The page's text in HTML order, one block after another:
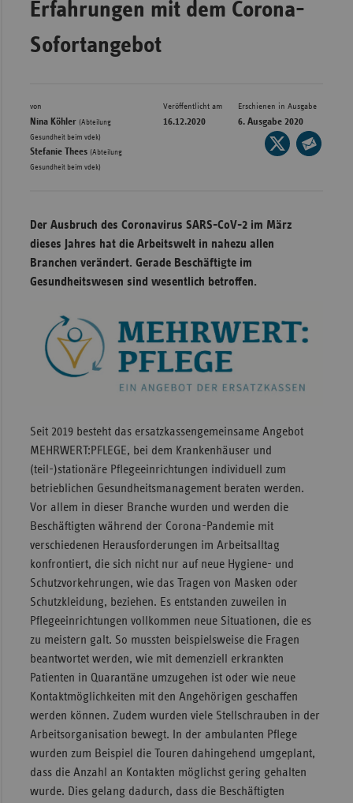
Hessen
Erfahrungen mit dem Corona-
Sofortangebot
von
Nina Köhler (Abteilung
Gesundheit beim vdek),
Stefanie Thees (Abteilung
Gesundheit beim vdek)
Veröffentlicht am
16.12.2020
Erschienen in Ausgabe
6. Ausgabe 2020
Seite
auf
Der Ausbruch des Coronavirus SARS-CoV-2 im März
dieses Jahres hat die Arbeitswelt in nahezu allen
Branchen verändert. Gerade Beschäftigte im
Gesundheitswesen sind wesentlich betroffen.
Seit 2019 besteht das ersatzkassengemeinsame Angebot
MEHRWERT:PFLEGE, bei dem Krankenhäuser und
(teil-)stationäre Pflegeeinrichtungen individuell zum
betrieblichen Gesundheitsmanagement beraten werden.
Vor allem in dieser Branche wurden und werden die
Beschäftigten während der Corona-Pandemie mit
verschiedenen Herausforderungen im Arbeitsalltag
konfrontiert, die sich nicht nur auf neue Hygiene- und
Schutzvorkehrungen, wie das Tragen von Masken oder
Schutzkleidung, beziehen. Es entstanden zuweilen in
Pflegeeinrichtungen vollkommen neue Situationen, die es
zu meistern galt. So mussten beispielsweise die Fragen
beantwortet werden, wie mit demenziell erkrankten
Patienten in Quarantäne umzugehen ist oder wie neue
Kontaktmöglichkeiten mit den Angehörigen geschaffen
werden können. Zudem wurden viele Stellschrauben in der
Arbeitsorganisation bewegt. In der ambulanten Pflege
wurden zum Beispiel die Touren dahingehend umgeplant,
dass die Anzahl an Kontakten möglichst gering gehalten
wurde. Dies gelang dadurch, dass die Beschäftigten